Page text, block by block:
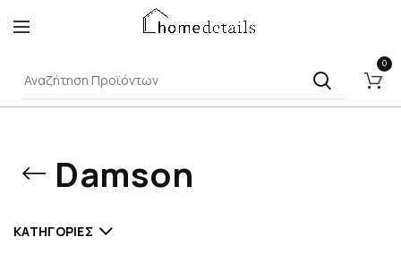
0
Damson
ΚΑΤΗΓΟΡΊΕΣ